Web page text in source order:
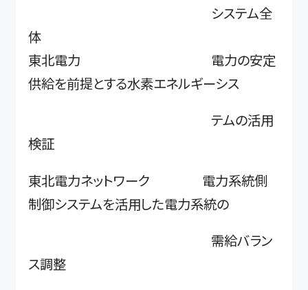
システム全
体
東北電力 電力の安定
供給を前提とする水素エネルギーシス
テムの活用
検証
東北電力ネットワーク 電力系統側
制御システムを活用した電力系統の
需給バラン
ス調整